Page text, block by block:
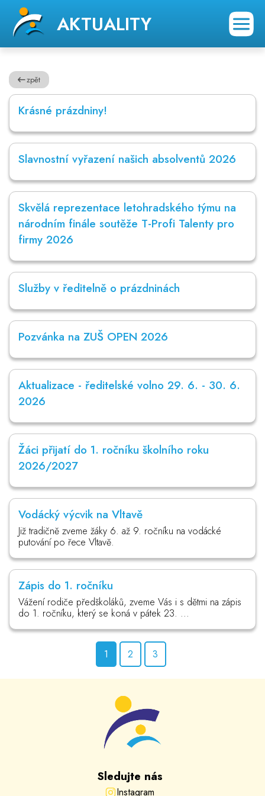
AKTUALITY
zpět
Krásné prázdniny!
Slavnostní vyřazení našich absolventů 2026
Skvělá reprezentace letohradského týmu na
národním finále soutěže T-Profi Talenty pro
firmy 2026
Služby v ředitelně o prázdninách
Pozvánka na ZUŠ OPEN 2026
Aktualizace - ředitelské volno 29. 6. - 30. 6.
2026
Žáci přijatí do 1. ročníku školního roku
2026/2027
Vodácký výcvik na Vltavě
Již tradičně zveme žáky 6. až 9. ročníku na vodácké
putování po řece Vltavě.
Zápis do 1. ročníku
Vážení rodiče předškoláků, zveme Vás i s dětmi na zápis
do 1. ročníku, který se koná v pátek 23. ...
1 2 3
Sledujte nás
Instagram